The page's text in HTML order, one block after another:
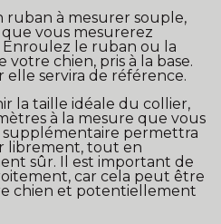
ruban à mesurer souple,
vous mesurerez
le ruban ou la
chien, pris à la base.
servira de référence.
la taille idéale du collier,
à la mesure que vous
supplémentaire permettra
librement, tout en
sûr. Il est important de
car cela peut être
chien et potentiellement